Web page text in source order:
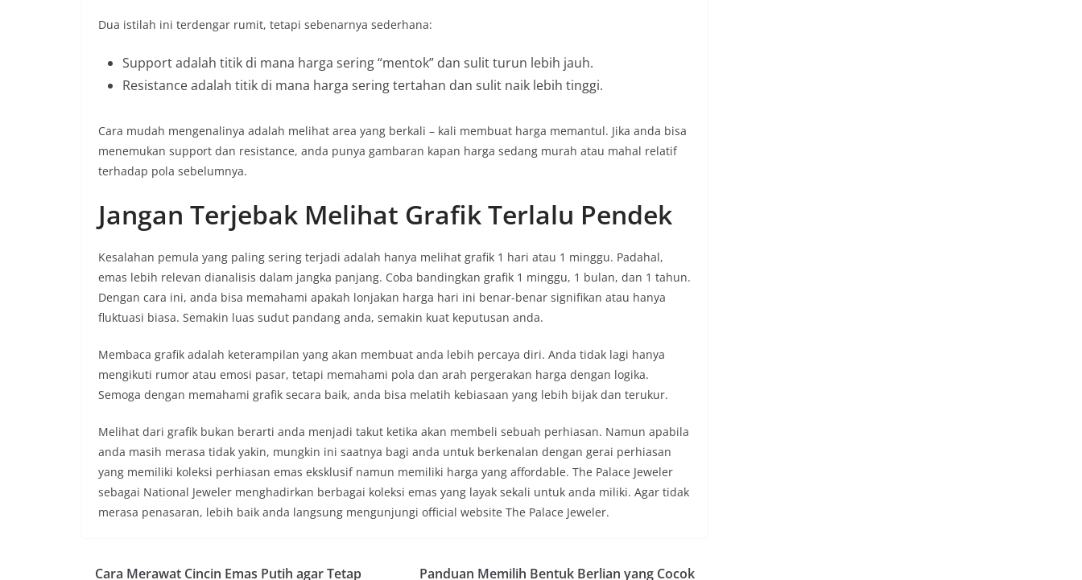
Dua istilah ini terdengar rumit, tetapi sebenarnya sederhana:
Support adalah titik di mana harga sering “mentok” dan sulit turun lebih jauh.
Resistance adalah titik di mana harga sering tertahan dan sulit naik lebih tinggi.
Cara mudah mengenalinya adalah melihat area yang berkali – kali membuat harga memantul. Jika anda bisa
menemukan support dan resistance, anda punya gambaran kapan harga sedang murah atau mahal relatif
terhadap pola sebelumnya.
Jangan Terjebak Melihat Grafik Terlalu Pendek
Kesalahan pemula yang paling sering terjadi adalah hanya melihat grafik 1 hari atau 1 minggu. Padahal,
emas lebih relevan dianalisis dalam jangka panjang. Coba bandingkan grafik 1 minggu, 1 bulan, dan 1 tahun.
Dengan cara ini, anda bisa memahami apakah lonjakan harga hari ini benar-benar signifikan atau hanya
fluktuasi biasa. Semakin luas sudut pandang anda, semakin kuat keputusan anda.
Membaca grafik adalah keterampilan yang akan membuat anda lebih percaya diri. Anda tidak lagi hanya
mengikuti rumor atau emosi pasar, tetapi memahami pola dan arah pergerakan harga dengan logika.
Semoga dengan memahami grafik secara baik, anda bisa melatih kebiasaan yang lebih bijak dan terukur.
Melihat dari grafik bukan berarti anda menjadi takut ketika akan membeli sebuah perhiasan. Namun apabila
anda masih merasa tidak yakin, mungkin ini saatnya bagi anda untuk berkenalan dengan gerai perhiasan
yang memiliki koleksi perhiasan emas eksklusif namun memiliki harga yang affordable. The Palace Jeweler
sebagai National Jeweler menghadirkan berbagai koleksi emas yang layak sekali untuk anda miliki. Agar tidak
merasa penasaran, lebih baik anda langsung mengunjungi official website The Palace Jeweler.
Cara Merawat Cincin Emas Putih agar Tetap Panduan Memilih Bentuk Berlian yang Cocok